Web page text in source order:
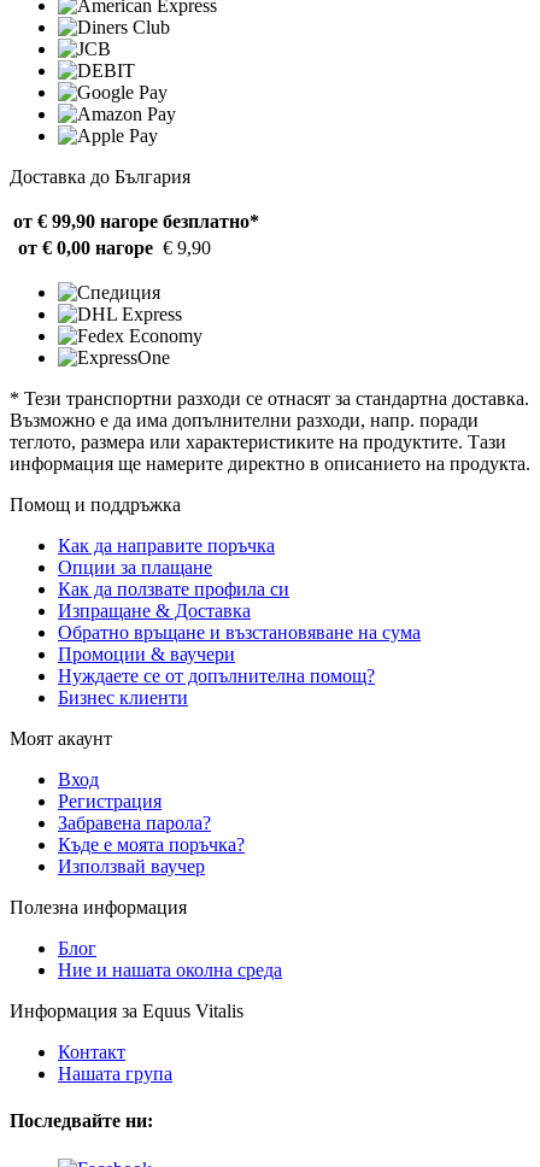
Доставка до България
от € 99,90 нагоре безплатно*
от € 0,00 нагоре € 9,90
* Тези транспортни разходи се отнасят за стандартна доставка.
Възможно е да има допълнителни разходи, напр. поради
теглото, размера или характеристиките на продуктите. Тази
информация ще намерите директно в описанието на продукта.
Помощ и поддръжка
Как да направите поръчка
Опции за плащане
Как да ползвате профила си
Изпращане & Доставка
Обратно връщане и възстановяване на сума
Промоции & ваучери
Нуждаете се от допълнителна помощ?
Бизнес клиенти
Моят акаунт
Вход
Регистрация
Забравена парола?
Къде е моята поръчка?
Използвай ваучер
Полезна информация
Блог
Ние и нашата околна среда
Информация за Equus Vitalis
Контакт
Нашата група
Последвайте ни: